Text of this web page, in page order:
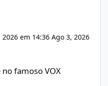
2026 em 14:36 Ago 3, 2026
famoso VOX